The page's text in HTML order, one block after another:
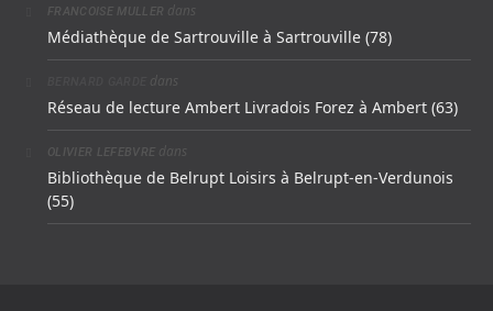
FRANCOISE MULLER dans
Médiathèque de Sartrouville à Sartrouville (78)
dans
Réseau de lecture Ambert Livradois Forez à Ambert (63)
OLIVIER LEFEBVRE dans
Bibliothèque de Belrupt Loisirs à Belrupt-en-Verdunois
(55)